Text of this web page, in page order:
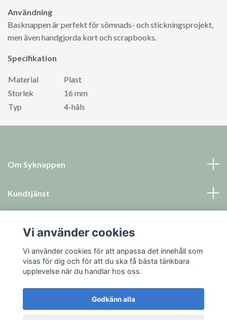
Användning
Basknappen är perfekt för sömnads- och stickningsprojekt,
men även handgjorda kort och scrapbooks.
Specifikation
Material
Plast
Storlek
16 mm
Typ
4-håls
Om Syknappen
Kundtjänst
Sociala medier
Vi använder cookies
Vi använder cookies för att anpassa det innehåll som
visas för dig och för att du ska få bästa tänkbara
upplevelse när du handlar hos oss.
Godkänn alla